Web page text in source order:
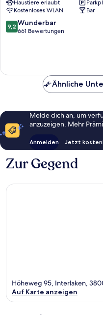
Interlaken
Central
Interlaken
Haustiere erlaubt
Kostenloses WLAN
Bar
9.2
von
9,2 Wunderbar
661 Bewertungen
Ähnliche
Melde dich an, um
anzuzeigen. Mehr
Anmelden Jetzt
Zur Gegend
Höheweg 95, Interlaken,
Auf Karte anzeigen